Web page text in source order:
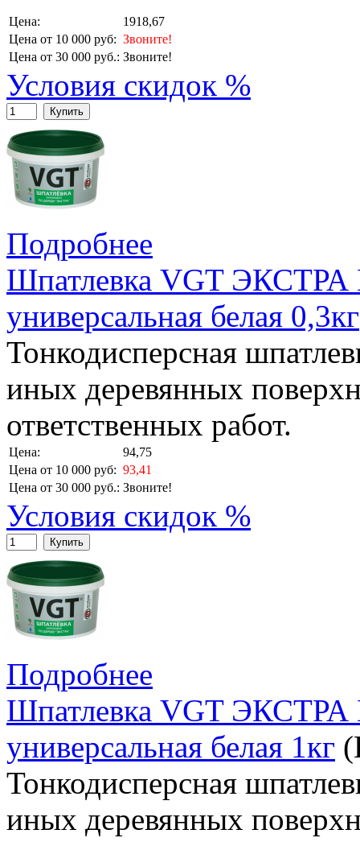
Цена:
1918,67
Цена от 10 000 руб: Звоните!
Цена от 30 000 руб.: Звоните!
Условия скидок %
Купить
Подробнее
Шпатлевка VGT
универсальная белая 0,3кг
Тонкодисперсная
иных деревянных
ответственных работ.
Цена:
94,75
Цена от 10 000 руб: 93,41
Цена от 30 000 руб.: Звоните!
Условия скидок %
Купить
Подробнее
Шпатлевка VGT
универсальная белая 1кг
Тонкодисперсная
иных деревянных